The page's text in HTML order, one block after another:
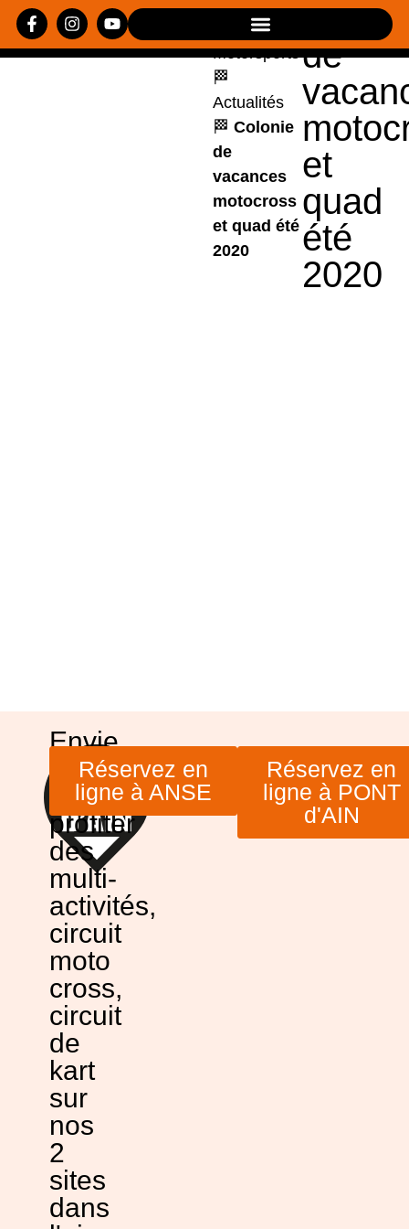
Loisirs
Motorsports
🏁
Actualités
🏁 Colonie
de
vacances
motocross
et quad été
2020
de
et
quad
été
2020
Envie
venir
profiter
des
multi-
activités,
circuit
moto
cross,
circuit
de
kart
sur
nos
2
sites
dans
Réservez en
ligne à ANSE
Réservez en
ligne à PONT
d'AIN